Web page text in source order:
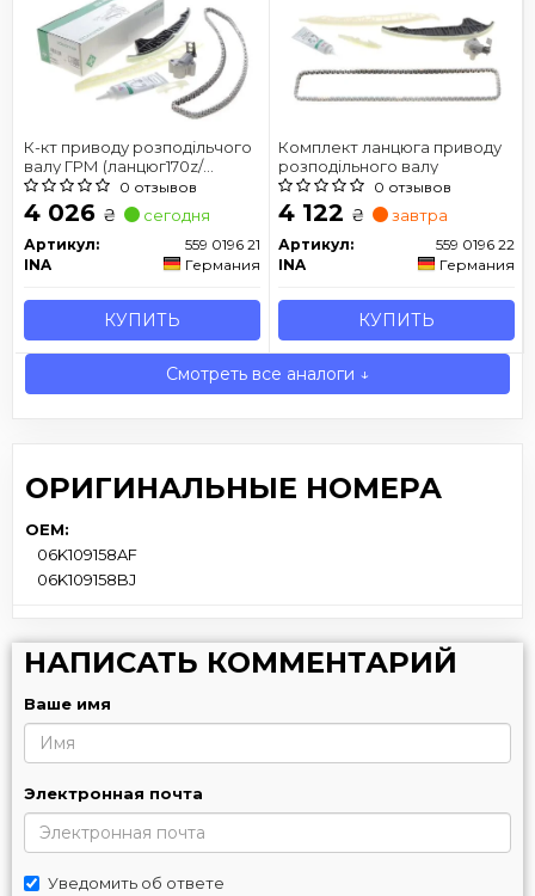
К-кт приводу розподільчого
валу ГРМ (ланцюг170z/
натяжник/заспокоювачі) VAG
1.8TFSI/2.0TFSI 2007-
0 отзывов
4 026 ₴ сегодня
Артикул:
559 0196 21
INA
Германия
КУПИТЬ
Комплект ланцюга приводу
розподільного валу
0 отзывов
4 122 ₴ завтра
Артикул:
559 0196 22
INA
Германия
КУПИТЬ
Смотреть все аналоги ↓
ОРИГИНАЛЬНЫЕ НОМЕРА
OEM:
06K109158AF
06K109158BJ
НАПИСАТЬ КОММЕНТАРИЙ
Ваше имя
Электронная почта
Уведомить об ответе